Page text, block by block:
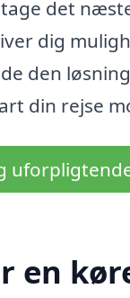
det
dig
den
din rejse
en